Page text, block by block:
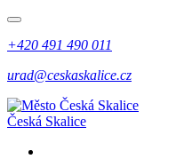
+420 491 490 011
urad@ceskaskalice.cz
Česká Skalice